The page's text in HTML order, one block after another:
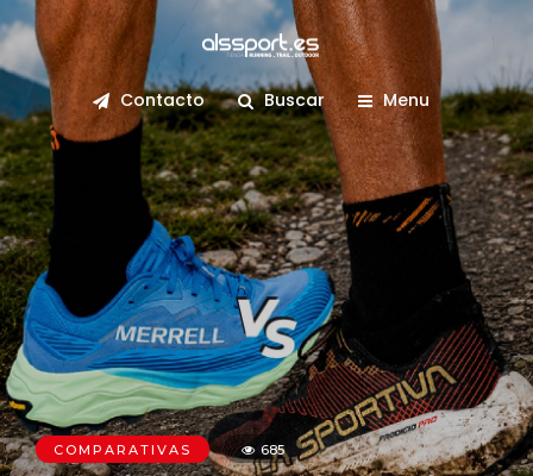
Contacto Buscar Menu
COMPARATIVAS 685